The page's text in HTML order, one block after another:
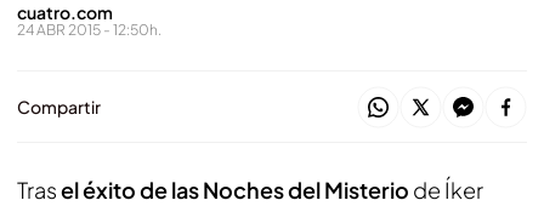
cuatro.com
24 ABR 2015 - 12:50h.
Compartir
Trasel éxito de las Noches del Misterio de Íker